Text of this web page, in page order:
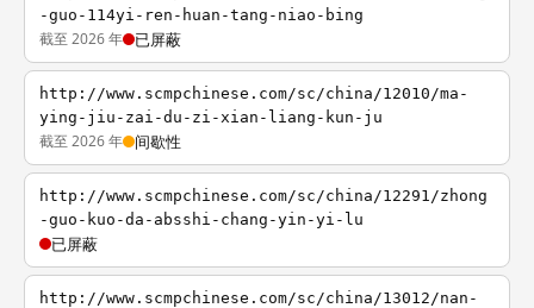
-guo-114yi-ren-huan-tang-niao-bing
截至 2026 年 已屏蔽
http://www.scmpchinese.com/sc/china/12010/ma-
ying-jiu-zai-du-zi-xian-liang-kun-ju
截至 2026 年 间歇性
http://www.scmpchinese.com/sc/china/12291/zhong
-guo-kuo-da-absshi-chang-yin-yi-lu
已屏蔽
http://www.scmpchinese.com/sc/china/13012/nan-